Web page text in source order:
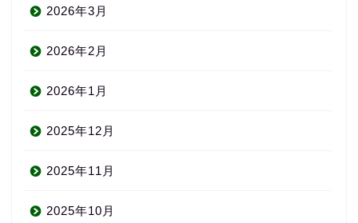
2026年3月
2026年2月
2026年1月
2025年12月
2025年11月
2025年10月